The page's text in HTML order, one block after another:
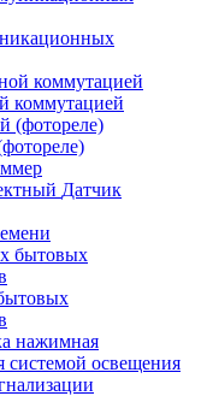
коммутацией
Датчик
нажимная
системой освещения